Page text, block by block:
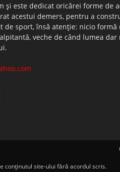
este dedicat oricărei forme de
acestui demers, pentru a
de sport, însă atenţie: nicio
veche de când lumea dar
conţinutul site-ului fără acordul scris.